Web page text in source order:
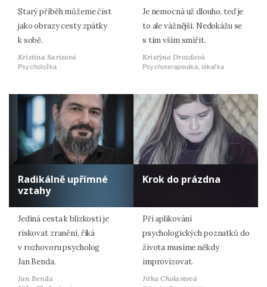
Starý příběh můžeme číst
jako obrazy cesty zpátky
k sobě.
Kristina Sarisová
Psycholožka
Je nemocná už dlouho, teď je
to ale vážnější. Nedokážu se
s tím vším smířit.
Kristýna Drozdová
Psychoterapeutka, lékařka
Radikálně upřímné
vztahy
Jediná cesta k blízkosti je
riskovat zranění, říká
v rozhovoru psycholog
Jan Benda.
Jan Benda
Krok do prázdna
Při aplikování
psychologických poznatků do
života musíme někdy
improvizovat.
Jitka Cholastová